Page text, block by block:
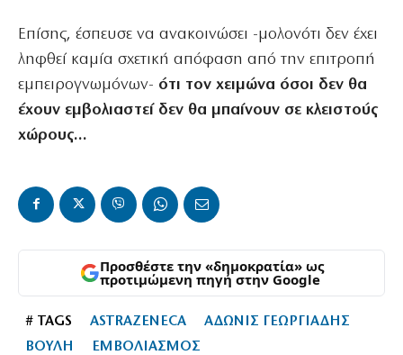
Επίσης, έσπευσε να ανακοινώσει -μολονότι δεν έχει
ληφθεί καμία σχετική απόφαση από την επιτροπή
εμπειρογνωμόνων- ότι τον χειμώνα όσοι δεν θα
έχουν εμβολιαστεί δεν θα μπαίνουν σε κλειστούς
χώρους…
Προσθέστε την «δημοκρατία» ως
προτιμώμενη πηγή στην Google
# TAGS ASTRAZENECA
ΑΔΩΝΙΣ ΓΕΩΡΓΙΑΔΗΣ
ΒΟΥΛΗ
ΕΜΒΟΛΙΑΣΜΟΣ